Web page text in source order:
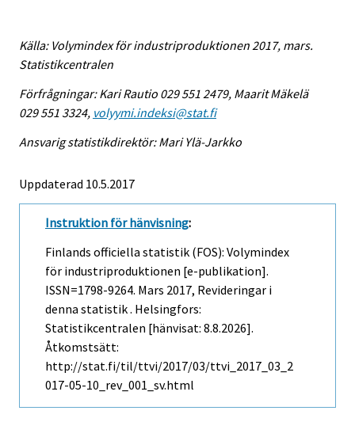
Källa: Volymindex för industriproduktionen 2017, mars.
Statistikcentralen
Förfrågningar: Kari Rautio 029 551 2479, Maarit Mäkelä
029 551 3324, volyymi.indeksi@stat.fi
Ansvarig statistikdirektör: Mari Ylä-Jarkko
Uppdaterad 10.5.2017
Instruktion för hänvisning:
Finlands officiella statistik (FOS): Volymindex
för industriproduktionen [e-publikation].
ISSN=1798-9264. Mars 2017, Revideringar i
denna statistik . Helsingfors:
Statistikcentralen [hänvisat: 8.8.2026].
Åtkomstsätt:
http://stat.fi/til/ttvi/2017/03/ttvi_2017_03_2
017-05-10_rev_001_sv.html